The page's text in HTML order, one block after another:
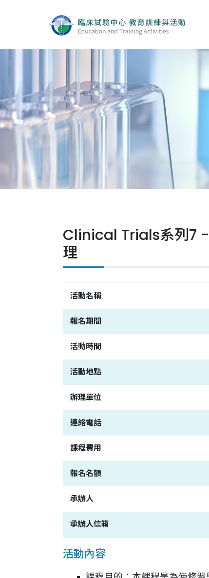
實體與線上同步課程
線上課程
最新消息
活動集錦
Q&A
Clinical Trials系列7 -
理
活動名稱
報名期間
活動時間
活動地點
辦理單位
連絡電話
課程費用
報名名額
承辦人
承辦人信箱
活動內容